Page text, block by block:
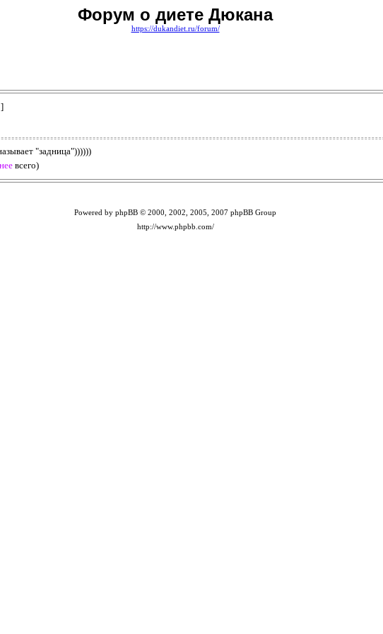
Форум о диете Дюкана
https://dukandiet.ru/forum/
"задница"))))))
всего)
Powered by phpBB © 2000, 2002, 2005, 2007 phpBB Group
http://www.phpbb.com/